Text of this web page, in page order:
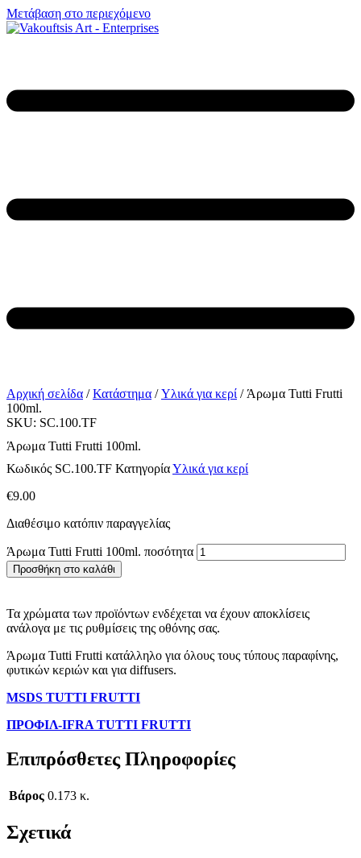
Μετάβαση στο περιεχόμενο
Αρχική σελίδα /Κατάστημα /Υλικά για κερί / Άρωμα Tutti Frutti
100ml.
SKU: SC.100.TF
Άρωμα Tutti Frutti 100ml.
Κωδικός SC.100.TF ΚατηγορίαΥλικά για κερί
€9.00
Διαθέσιμο κατόπιν παραγγελίας
Άρωμα Tutti Frutti 100ml. ποσότητα
Προσθήκη στο καλάθι
Τα χρώματα των προϊόντων ενδέχεται να έχουν αποκλίσεις
ανάλογα με τις ρυθμίσεις της οθόνης σας.
Άρωμα Tutti Frutti κατάλληλο για όλους τους τύπους παραφίνης,
φυτικών κεριών και για diffusers.
MSDS TUTTI FRUTTI
ΠΡΟΦΙΛ-IFRA TUTTI FRUTTI
Επιπρόσθετες Πληροφορίες
Βάρος 0.173 κ.
Σχετικά